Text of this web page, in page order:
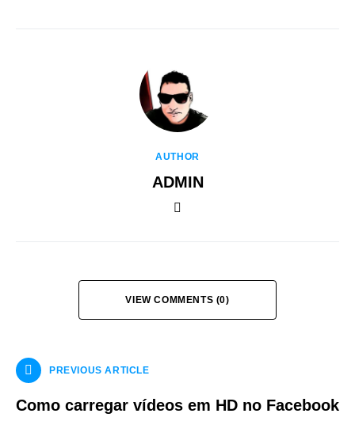
AUTHOR
ADMIN
VIEW COMMENTS (0)
PREVIOUS ARTICLE
Como carregar vídeos em HD no Facebook